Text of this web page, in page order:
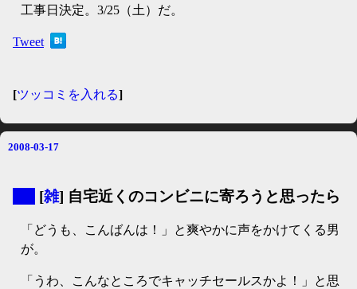
工事日決定。3/25（土）だ。
Tweet
[ツッコミを入れる]
2008-03-17
[雑] 自宅近くのコンビニに寄ろうと思ったら
「どうも、こんばんは！」と爽やかに声をかけてくる男
が。
「うわ、こんなところでキャッチセールスかよ！」と思